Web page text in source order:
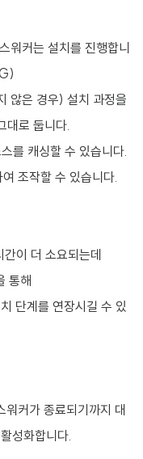
워커는 설치를 진행합니
않은 경우) 설치 과정을
대로 둡니다.
를 캐싱할 수 있습니다.
조작할 수 있습니다.
이 더 소요되는데
통해
단계를 연장시길 수 있
워커가 종료되기까지 대
성화합니다.